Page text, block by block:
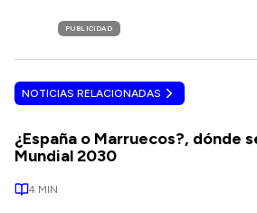
PUBLICIDAD
NOTICIAS RELACIONADAS
¿España o Marruecos?, dónde
Mundial 2030
4 MIN